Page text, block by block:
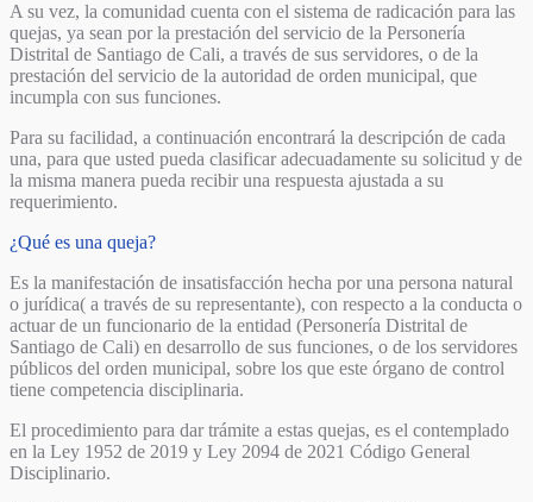
A su vez, la comunidad cuenta con el sistema de radicación para las
quejas, ya sean por la prestación del servicio de la Personería
Distrital de Santiago de Cali, a través de sus servidores, o de la
prestación del servicio de la autoridad de orden municipal, que
incumpla con sus funciones.
Para su facilidad, a continuación encontrará la descripción de cada
una, para que usted pueda clasificar adecuadamente su solicitud y de
la misma manera pueda recibir una respuesta ajustada a su
requerimiento.
¿Qué es una queja?
Es la manifestación de insatisfacción hecha por una persona natural
o jurídica( a través de su representante), con respecto a la conducta o
actuar de un funcionario de la entidad (Personería Distrital de
Santiago de Cali) en desarrollo de sus funciones, o de los servidores
públicos del orden municipal, sobre los que este órgano de control
tiene competencia disciplinaria.
El procedimiento para dar trámite a estas quejas, es el contemplado
en la Ley 1952 de 2019 y Ley 2094 de 2021 Código General
Disciplinario.